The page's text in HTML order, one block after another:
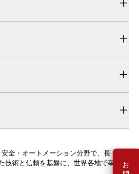
全・オートメーション分野で、長
技術と信頼を基盤に、世界各地で事